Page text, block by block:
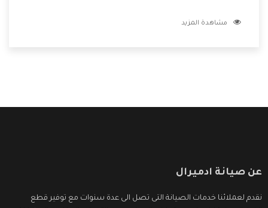
الشركة بها والتى تكون منها خدمة الصيانة التى تكون من أهم
مشاهدة المزيد
عن صيانة ادميرال
نقدم لعملائنا خدمات الصيانة التى تصل الى عدة سنوات مع توفير قطع